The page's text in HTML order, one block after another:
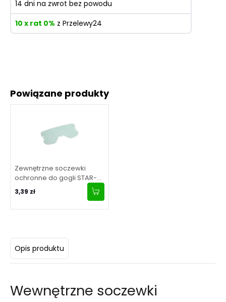
Powiązane produkty
Zewnętrzne soczewki
ochronne do gogli STAR-
WIRE Pro
3,39 zł
Opis produktu
Wewnętrzne soczewki
14 dni na zwrot bez powodu
10 x rat 0% z Przelewy24